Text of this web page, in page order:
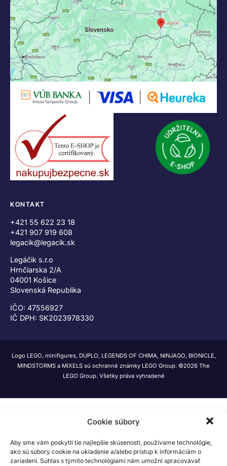
Cookie súbory
Aby sme vám poskytli tie najlepšie skúsenosti, používame technológie,
ako sú súbory cookie na ukladanie a/alebo prístup k informáciám o
zariadení. Súhlas s týmito technológiami nám umožní spracovávať
KONTAKT
+421 55 622 23 18
+421 907 919 608
legacik@legacik.sk
Legáčik s.r.o
Hrnčiarska 2/A
04001 Košice
Slovenská Republika
IČO: 47556927
IČ DPH: SK2023978330
Logo LEGO, minifigures, DUPLO, LEGENDS OF CHIMA, NINJAGO, BIONICLE,
MINDSTORMS a MIXELS sú ochranné známky LEGO Group. ©2026 The
LEGO Group. Všetky práva vyhradené